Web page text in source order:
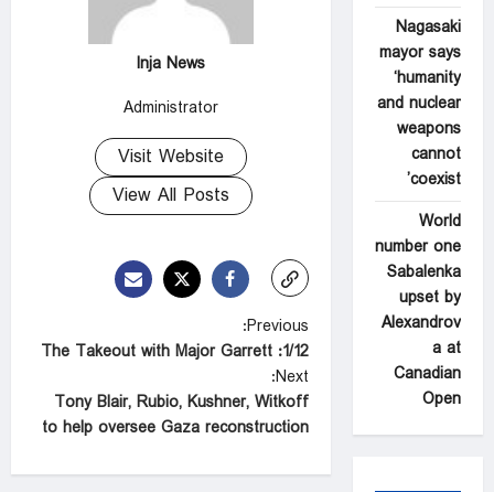
Inja News
Administrator
Visit Website
View All Posts
P
o
s
t
n
Previous:
1/12: The Takeout with Major Garrett
Next:
Tony Blair, Rubio, Kushner, Witkoff
to help oversee Gaza reconstruction
Nagasaki
mayor says
‘humanity
and nuclear
weapons
cannot
coexist’
World
number one
Sabalenka
upset by
Alexandrov
a at
Canadian
Open